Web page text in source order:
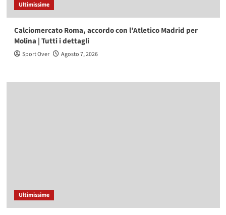
Ultimissime
Calciomercato Roma, accordo con l’Atletico Madrid per
Molina | Tutti i dettagli
Sport Over Agosto 7, 2026
Ultimissime